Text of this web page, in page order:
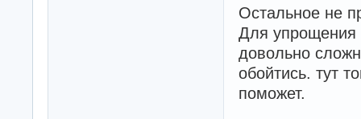
Остальное не
Для
довольно
обойтись. тут
поможет.